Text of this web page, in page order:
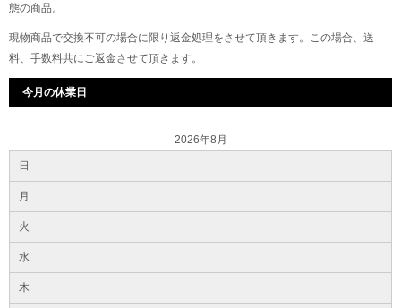
態の商品。
現物商品で交換不可の場合に限り返金処理をさせて頂きます。この場合、送
料、手数料共にご返金させて頂きます。
今月の休業日
2026年8月
日
月
火
水
木